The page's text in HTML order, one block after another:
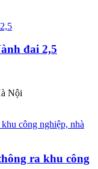
đai 2,5
Nội
ra khu công